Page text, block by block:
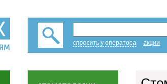
спросить у оператора акции